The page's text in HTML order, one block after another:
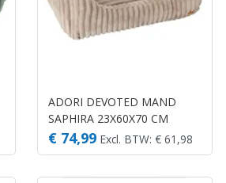
ADORI DEVOTED MAND
SAPHIRA 23X60X70 CM
TAUPE
€ 74,99 Excl. BTW: € 61,98